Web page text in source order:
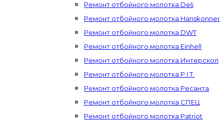
Ремонт отбойного молотка Deli
Ремонт отбойного молотка Hanskonner
Ремонт отбойного молотка DWT
Ремонт отбойного молотка Einhell
Ремонт отбойного молотка Интерскол
Ремонт отбойного молотка P.I.T.
Ремонт отбойного молотка Ресанта
Ремонт отбойного молотка СПЕЦ
Ремонт отбойного молотка Patriot